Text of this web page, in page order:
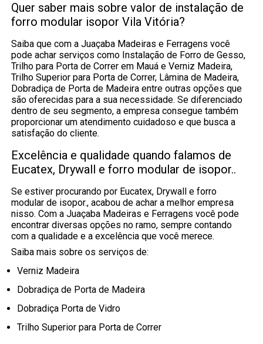
Quer saber mais sobre valor de instalação de
forro modular isopor Vila Vitória?
Saiba que com a Juaçaba Madeiras e Ferragens você
pode achar serviços como Instalação de Forro de Gesso,
Trilho para Porta de Correr em Mauá e Verniz Madeira,
Trilho Superior para Porta de Correr, Lâmina de Madeira,
Dobradiça de Porta de Madeira entre outras opções que
são oferecidas para a sua necessidade. Se diferenciado
dentro de seu segmento, a empresa consegue também
proporcionar um atendimento cuidadoso e que busca a
satisfação do cliente.
Excelência e qualidade quando falamos de
Eucatex, Drywall e forro modular de isopor..
Se estiver procurando por Eucatex, Drywall e forro
modular de isopor., acabou de achar a melhor empresa
nisso. Com a Juaçaba Madeiras e Ferragens você pode
encontrar diversas opções no ramo, sempre contando
com a qualidade e a excelência que você merece.
Saiba mais sobre os serviços de:
Verniz Madeira
Dobradiça de Porta de Madeira
Dobradiça Porta de Vidro
Trilho Superior para Porta de Correr